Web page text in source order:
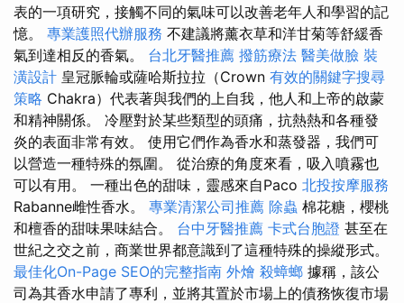
表的一項研究，接觸不同的氣味可以改善老年人和學習的記
憶。 專業護照代辦服務 不建議將薰衣草和洋甘菊等舒緩香
氣到達相反的香氣。 台北牙醫推薦 撥筋療法 醫美做臉 裝
潢設計 皇冠脈輪或薩哈斯拉拉（Crown 有效的關鍵字搜尋
策略 Chakra）代表著與我們的上自我，他人和上帝的啟蒙
和精神關係。 冷壓對於某些類型的頭痛，抗熱熱和各種發
炎的表面非常有效。 使用它們作為香水和蒸發器，我們可
以營造一種特殊的氛圍。 從治療的角度來看，吸入噴霧也
可以有用。 一種出色的甜味，靈感來自Paco 北投按摩服務
Rabanne雌性香水。 專業清潔公司推薦 除蟲 棉花糖，櫻桃
和檀香的甜味果味結合。 台中牙醫推薦 卡式台胞證 甚至在
世紀之交之前，商業世界都意識到了這種特殊的操縱形式。
最佳化On-Page SEO的完整指南 外燴 殺蟑螂 據稱，該公
司為其香水申請了專利，並將其置於市場上的債務恢復市場